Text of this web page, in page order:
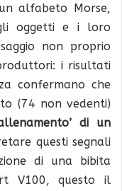
alfabeto Morse,
oggetti e i loro
non proprio
i risultati
confermano che
(74 non vedenti)
di un
questi segnali
di una bibita
V100, questo il